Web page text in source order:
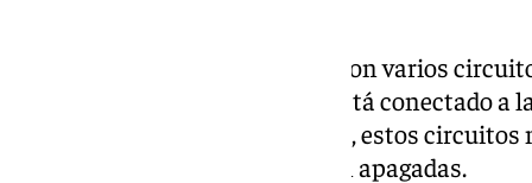
Cada centro de mando cuenta con varios
calles. Cada circuito eléctrico está conectado a
correspondiente. Durante el día, estos
que las luminarias permanecen apagadas.